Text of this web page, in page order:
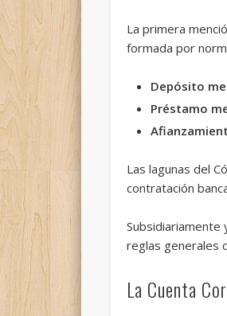
La primera
formada por
Depósito
Préstamo
Las lagunas del
contratación
Subsidiariamente
reglas generales
La Cuenta